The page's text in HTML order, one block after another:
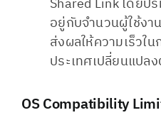
อยู่กับจำนวนผู้ใช้งา
ส่งผลให้ความเร็วใ
ประเทศเปลี่ยนแปล
OS Compatibility